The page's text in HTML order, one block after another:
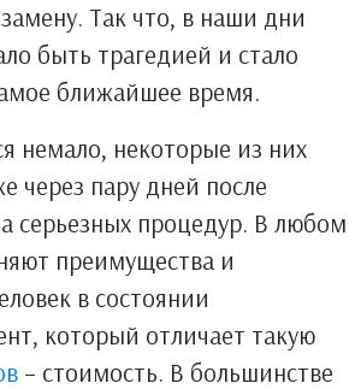
Так что, в наши дни
быть трагедией и стало
ближайшее время.
немало, некоторые из них
через пару дней после
серьезных процедур. В любом
преимущества и
в состоянии
который отличает такую
– стоимость. В большинстве